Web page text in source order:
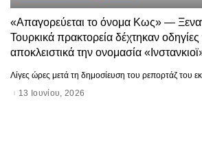
«Απαγορεύεται το όνομα Κως» —
Τουρκικά πρακτορεία δέχτηκαν
αποκλειστικά την ονομασία
Λίγες ώρες μετά τη δημοσίευση του ρεπορτάζ του
13 Ιουνίου, 2026